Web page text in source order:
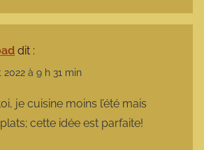
dit :
2022 à 9 h 31 min
je cuisine moins l’été mais
cette idée est parfaite!